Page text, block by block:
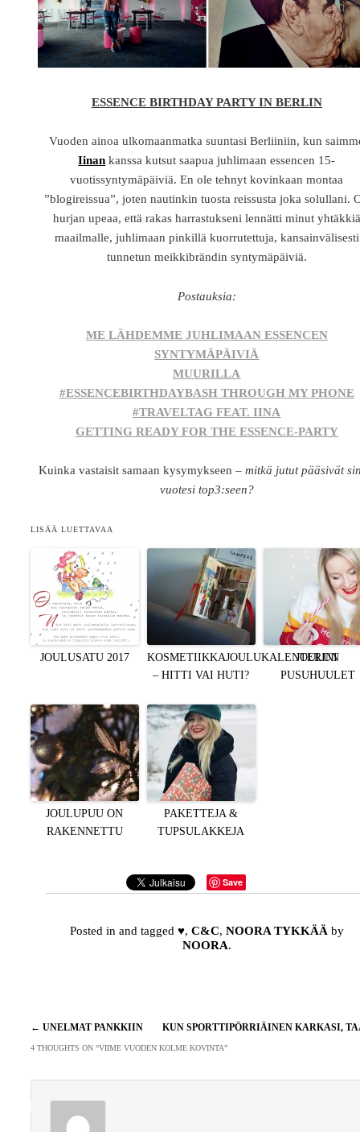
ESSENCE BIRTHDAY PARTY IN BERLIN
Vuoden ainoa ulkomaanmatka suuntasi Berliiniin, kun
Iinan kanssa kutsut saapua juhlimaan essencen 15-
vuotissyntymäpäiviä. En ole tehnyt kovinkaan montaa
”blogireissua”, joten nautinkin tuosta reissusta joka solullani.
hurjan upeaa, että rakas harrastukseni lennätti minut yhtäkkiä
maailmalle, juhlimaan pinkillä kuorrutettuja, kansainvälisesti
tunnetun meikkibrändin syntymäpäiviä.
Postauksia:
ME LÄHDEMME JUHLIMAAN ESSENCEN
SYNTYMÄPÄIVIÄ
MUURILLA
#ESSENCEBIRTHDAYBASH THROUGH MY PHONE
#TRAVELTAG FEAT. IINA
GETTING READY FOR THE ESSENCE-PARTY
Kuinka vastaisit samaan kysymykseen –mitkä jutut pääsivät
vuotesi top3:seen?
LISÄÄ LUETTAVAA
JOULUSATU 2017
KOSMETIIKKAJOULUKALENTERINI
– HITTI VAI HUTI?
JOULUN
PUSUHUULET
JOULUPUU ON
RAKENNETTU
PAKETTEJA &
TUPSULAKKEJA
Save
Posted in and tagged ♥, C&C, NOORA TYKKÄÄ by
NOORA.
Artikkelien
selaus
← UNELMAT PANKKIIN KUN SPORTTIPÖRRIÄINEN KARKASI,
4 THOUGHTS ON “VIIME VUODEN KOLME KOVINTA”